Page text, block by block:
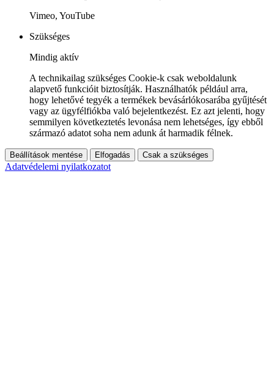
Vimeo, YouTube
Szükséges
Mindig aktív
A technikailag szükséges Cookie-k csak weboldalunk
alapvető funkcióit biztosítják. Használhatók például arra,
hogy lehetővé tegyék a termékek bevásárlókosarába gyűjtését
vagy az ügyfélfiókba való bejelentkezést. Ez azt jelenti, hogy
semmilyen következtetés levonása nem lehetséges, így ebből
származó adatot soha nem adunk át harmadik félnek.
Beállítások mentése Elfogadás Csak a szükséges
Adatvédelemi nyilatkozatot